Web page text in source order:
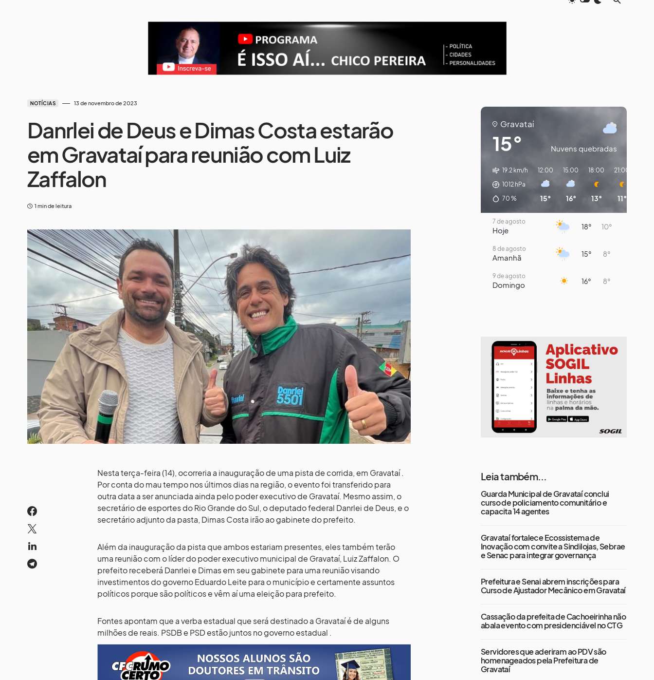
NOTÍCIAS 13 de novembro de 2023
Danrlei de Deus e Dimas Costa estarão
em Gravataí para reunião com Luiz
Zaffalon
1 min de leitura
Nesta terça-feira (14), ocorreria a inauguração de uma pista de corrida, em Gravataí .
Por conta do mau tempo nos últimos dias na região, o evento foi transferido para
outra data a ser anunciada ainda pelo poder executivo de Gravataí. Mesmo assim, o
secretário de esportes do Rio Grande do Sul, o deputado federal Danrlei de Deus, e o
secretário adjunto da pasta, Dimas Costa irão ao gabinete do prefeito.
Além da inauguração da pista que ambos estariam presentes, eles também terão
uma reunião com o líder do poder executivo municipal de Gravataí, Luiz Zaffalon. O
prefeito receberá Danrlei e Dimas em seu gabinete para uma reunião visando
investimentos do governo Eduardo Leite para o município e certamente assuntos
políticos porque são políticos e vêm aí uma eleição para prefeito.
Fontes apontam que a verba estadual que será destinado a Gravataí é de alguns
milhões de reais. PSDB e PSD estão juntos no governo estadual .
Gravataí
15° Nuvens quebradas
19.2 km/h
1012 hPa
70 %
12:00
15°
15:00
16°
18:00
13°
21:00
11°
7 de agosto
Hoje 18° 10°
8 de agosto
Amanhã 15° 8°
9 de agosto
Domingo 16° 8°
Terça-Feira
12 de agosto
Quarta-Feira
13 de agosto
Quinta-Feira 17°
Leia também...
Guarda Municipal de Gravataí conclui
curso de policiamento comunitário e
capacita 14 agentes
Gravataí fortalece Ecossistema de
Inovação com convite a Sindilojas, Sebrae
e Senac para integrar governança
Prefeitura e Senai abrem inscrições para
Curso de Ajustador Mecânico em Gravataí
Cassação da prefeita de Cachoeirinha não
abala evento com presidenciável no CTG
Servidores que aderiram ao PDV são
homenageados pela Prefeitura de
Gravataí